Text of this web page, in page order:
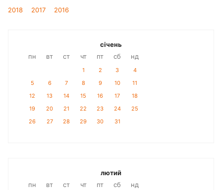
2018
2017 2016
січень
пн
вт ст чт пт сб нд
1 2 3
4
5
6 7 8 9 10
11
12
13 14 15 16 17
18
19
20 21 22 23 24
25
26
27 28 29 30 31
лютий
пн
вт ст чт пт сб нд